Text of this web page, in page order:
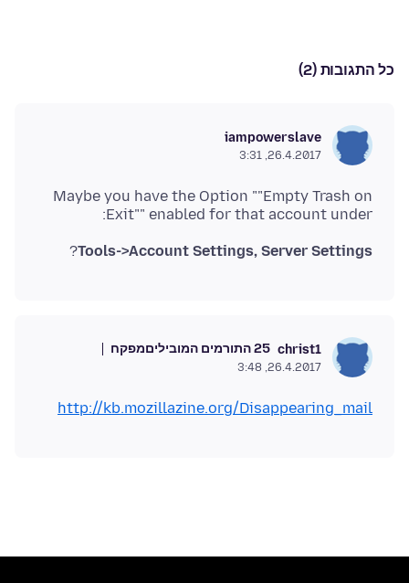
כל התגובות (2)
iampowerslave
26.4.2017, 3:31
Maybe you have the Option ""Empty Trash on
Exit"" enabled for that account under:
Tools->Account Settings, Server Settings
?
christ1 25 התורמים המובילים מפקח
26.4.2017, 3:48
http://kb.mozillazine.org/Disappearing_mail